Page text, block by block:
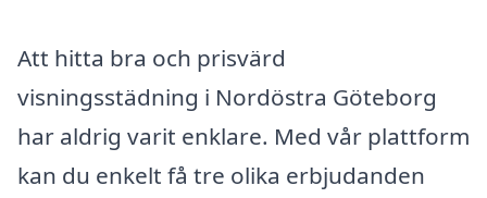
Att hitta bra och prisvärd
visningsstädning i Nordöstra Göteborg
har aldrig varit enklare. Med vår plattform
kan du enkelt få tre olika erbjudanden